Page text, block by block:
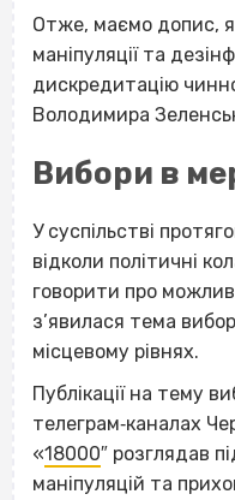
Отже, маємо допис,
маніпуляції та
дискредитацію
Володимира
Вибори в
У суспільстві
відколи політичні
говорити про
з’явилася тема
місцевому рівнях.
Публікації на тему
телеграм‐каналах
«18000″ розглядав
маніпуляцій та